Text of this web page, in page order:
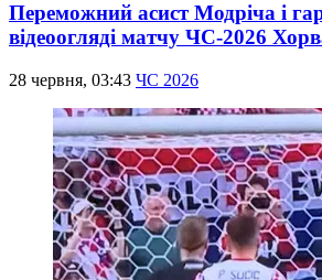
Переможний асист Модріча і
відеоогляді матчу ЧС-2026
28 червня, 03:43 ЧС 2026